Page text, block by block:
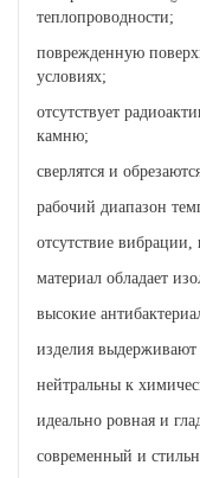
теплопроводности;
поврежденную
условиях;
отсутствует
камню;
сверлятся и
рабочий диапазон
отсутствие
материал обладает
высокие
изделия
нейтральны к
идеально ровная и
современный и